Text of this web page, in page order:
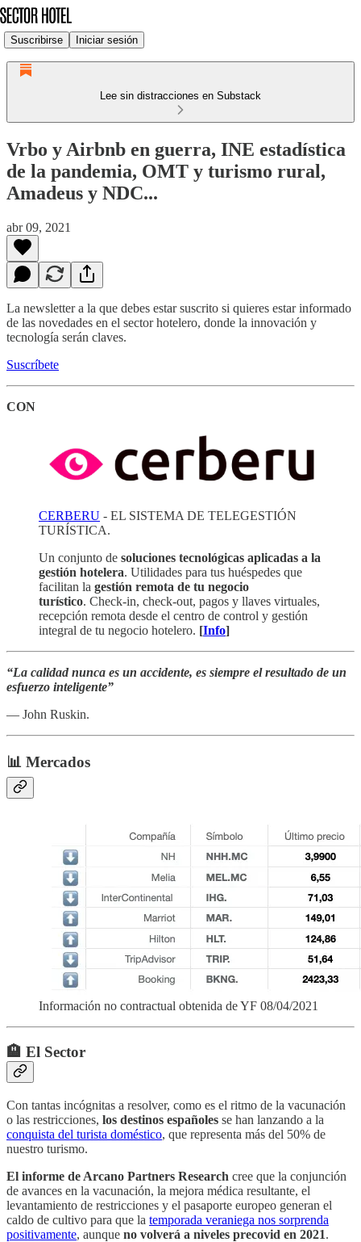
Suscribirse Iniciar sesión
Lee sin distracciones en Substack
Vrbo y Airbnb en guerra, INE estadística
de la pandemia, OMT y turismo rural,
Amadeus y NDC...
abr 09, 2021
La newsletter a la que debes estar suscrito si quieres estar informado
de las novedades en el sector hotelero, donde la innovación y
tecnología serán claves.
Suscríbete
CON
CERBERU - EL SISTEMA DE TELEGESTIÓN
TURÍSTICA.
Un conjunto de soluciones tecnológicas aplicadas a la
gestión hotelera. Utilidades para tus huéspedes que
facilitan la gestión remota de tu negocio
turístico. Check-in, check-out, pagos y llaves virtuales,
recepción remota desde el centro de control y gestión
integral de tu negocio hotelero. [Info]
“La calidad nunca es un accidente, es siempre el resultado de un
esfuerzo inteligente”
— John Ruskin.
📊 Mercados
Información no contractual obtenida de YF 08/04/2021
🏨 El Sector
Con tantas incógnitas a resolver, como es el ritmo de la vacunación
o las restricciones, los destinos españoles se han lanzando a la
conquista del turista doméstico, que representa más del 50% de
nuestro turismo.
El informe de Arcano Partners Research cree que la conjunción
de avances en la vacunación, la mejora médica resultante, el
levantamiento de restricciones y el pasaporte europeo generan el
caldo de cultivo para que la temporada veraniega nos sorprenda
positivamente, aunque no volverá a niveles precovid en 2021.